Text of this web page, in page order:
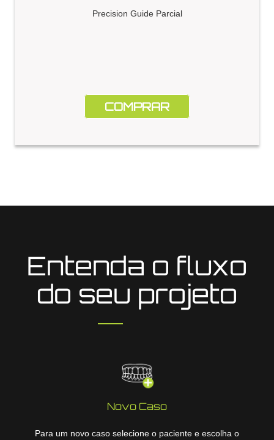
Precision Guide Parcial
COMPRAR
Entenda o fluxo
do seu projeto
Novo Caso
Para um novo caso selecione o paciente e escolha o